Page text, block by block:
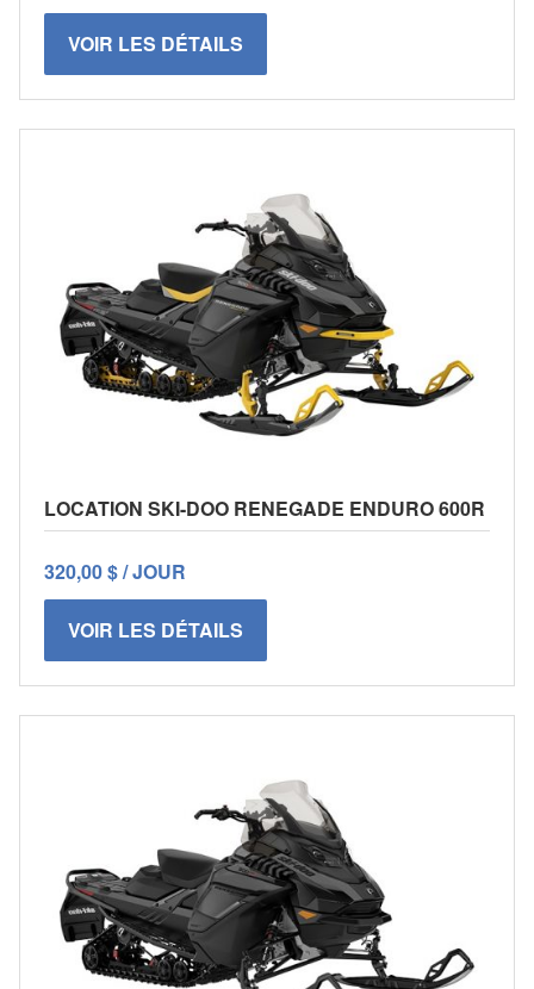
VOIR LES DÉTAILS
LOCATION SKI-DOO RENEGADE ENDURO 600R
320,00 $ / JOUR
VOIR LES DÉTAILS